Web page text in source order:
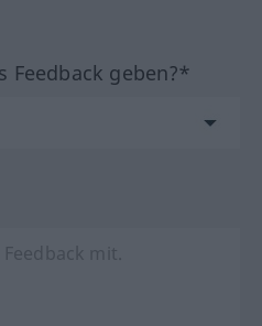
Feedback geben?*